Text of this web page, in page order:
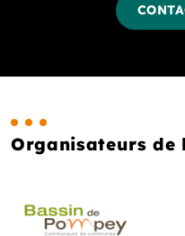
Organisateurs de